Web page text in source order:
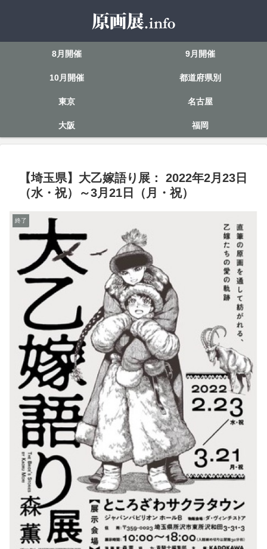
8月開催 9月開催
10月開催 都道府県別
東京 名古屋
大阪 福岡
【埼玉県】大乙嫁語り展： 2022年2月23日
（水・祝）～3月21日（月・祝）
終了